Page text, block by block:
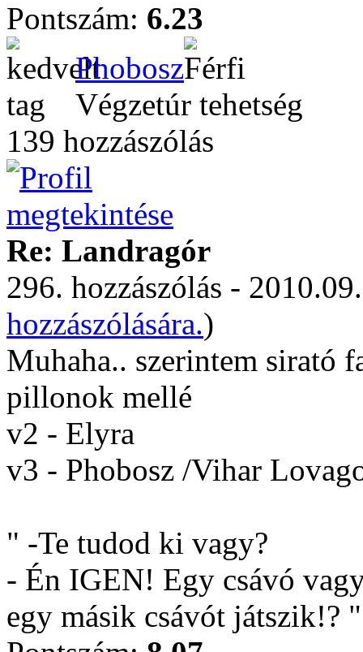
Pontszám: 6.23
Phobosz
Végzetúr tehetség
139 hozzászólás
Re: Landragór
296. hozzászólás -
hozzászólására.)
Muhaha.. szerintem sirató
pillonok mellé
v2 - Elyra
v3 - Phobosz /Vihar
" -Te tudod ki vagy?
- Én IGEN! Egy csávó
egy másik csávót játszik!? "